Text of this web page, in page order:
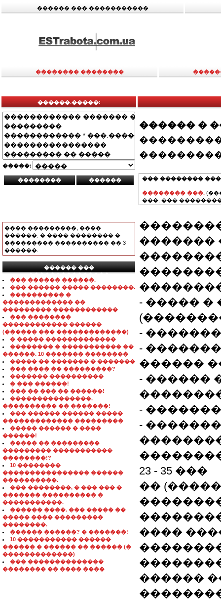
������ ��� �����������
�������� ��������
������.�����:
�����:
���� ���������, ����
������, � ���� �������� �
��������� ���������� �� 3
������.
������ ���
���������������
��� ������ ������.
��� ������ ����� ��������.
���������� �
������������� ��
��������� ������������
��� ��������
������������ ������
(������ ��� �������������)
� ����� �������������
�������� � ����������� ��
������. 10 ������� ��������
����� �� ������� � �������
��� ���� �� ���������?
������� ����������
� ��� ������!
��� �� ��� �� ������!
���������������.
���������� �� �������!
��� ������ ������ �����
������������� ���������
����� ������ � ����
������!
����� �� ���������
��������� �����������
��������!?
10 ��������
���������������� ������
����������.
��� ��������, � ��� ��� �
������� ���������� �
�����������.
������ ����. ��� ����� ��
����� ���� ���������
��������.
������ ������? � �������!
10 ����������� ������
������ � ������ �� ������ (�
�������������)
��� ��������������
�������� �� ���� ����
������ �
��� ��������
�������� ���.
���, ���
�������
- �����
-
-
������
- ������
-
-
23 - 35 ���
��
����
������